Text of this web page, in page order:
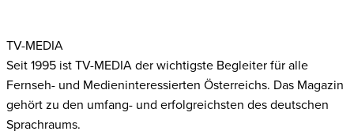
TV-MEDIA
Seit 1995 ist TV-MEDIA der wichtigste Begleiter für alle
Fernseh- und Medieninteressierten Österreichs. Das Magazin
gehört zu den umfang- und erfolgreichsten des deutschen
Sprachraums.